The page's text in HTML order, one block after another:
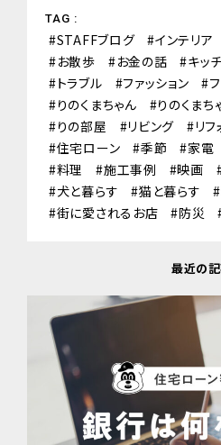
TAG :
STAFFブログ インテリア
お散歩
お金の話 キッ
トラブル
ファッション
りのくまちゃん
りのくまち
りの部屋
リビング リ
住宅ローン
季節 家電
料理
施工事例 映画
犬と暮らす
猫と暮らす
街に愛されるお店
防災
最近の